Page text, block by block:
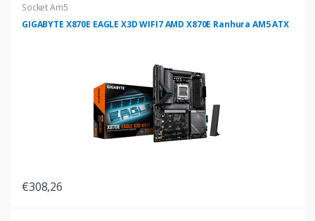
Socket Am5
GIGABYTE X870E EAGLE X3D WIFI7 AMD X870E Ranhura AM5 ATX
€308,26